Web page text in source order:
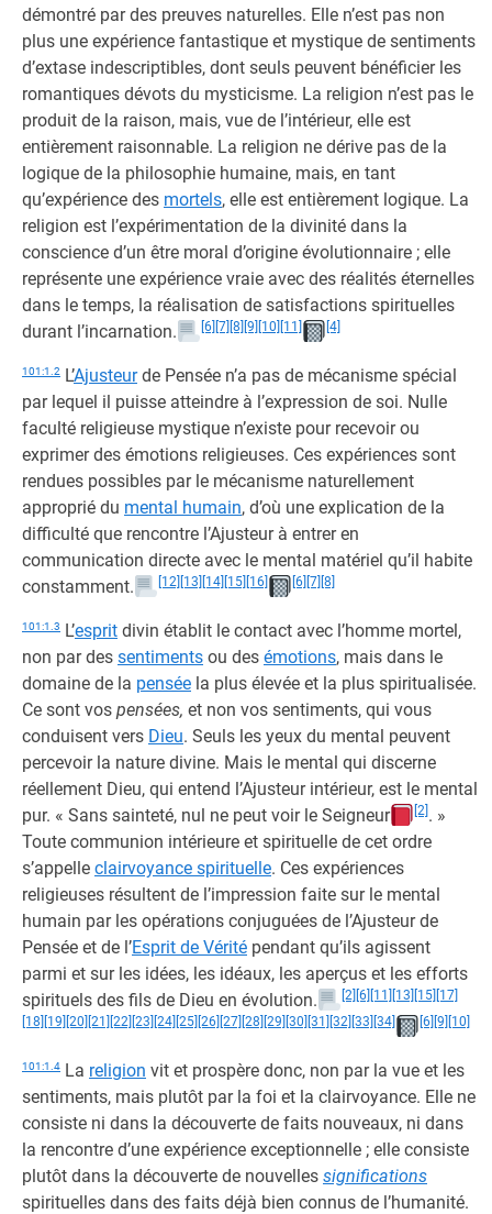
démontré par des preuves naturelles. Elle n’est pas non
plus une expérience fantastique et mystique de sentiments
d’extase indescriptibles, dont seuls peuvent bénéficier les
romantiques dévots du mysticisme. La religion n’est pas le
produit de la raison, mais, vue de l’intérieur, elle est
entièrement raisonnable. La religion ne dérive pas de la
logique de la philosophie humaine, mais, en tant
qu’expérience des mortels, elle est entièrement logique. La
religion est l’expérimentation de la divinité dans la
conscience d’un être moral d’origine évolutionnaire ; elle
représente une expérience vraie avec des réalités éternelles
dans le temps, la réalisation de satisfactions spirituelles
durant l’incarnation.
[6] [7] [8] [9] [10] [11] [4]
101:1.2 L’Ajusteurde Pensée n’a pas de mécanisme spécial
par lequel il puisse atteindre à l’expression de soi. Nulle
faculté religieuse mystique n’existe pour recevoir ou
exprimer des émotions religieuses. Ces expériences sont
rendues possibles par le mécanisme naturellement
approprié du mental humain, d’où une explication de la
difficulté que rencontre l’Ajusteur à entrer en
communication directe avec le mental matériel qu’il habite
constamment.
[12] [13] [14] [15] [16] [6] [7] [8]
101:1.3 L’esprit divin établit le contact avec l’homme mortel,
non par des sentiments ou des émotions, mais dans le
domaine de la pensée la plus élevée et la plus spiritualisée.
Ce sont vos pensées, et non vos sentiments, qui vous
conduisent vers Dieu. Seuls les yeux du mental peuvent
percevoir la nature divine. Mais le mental qui discerne
réellement Dieu, qui entend l’Ajusteur intérieur, est le mental
pur. « Sans sainteté, nul ne peut voir le Seigneur
[2] . »
Toute communion intérieure et spirituelle de cet ordre
s’appelle clairvoyance spirituelle. Ces expériences
religieuses résultent de l’impression faite sur le mental
humain par les opérations conjuguées de l’Ajusteur de
Pensée et de l’Esprit de Vérité pendant qu’ils agissent
parmi et sur les idées, les idéaux, les aperçus et les efforts
spirituels des fils de Dieu en évolution.
[2] [6] [11] [13] [15] [17]
[18] [19] [20] [21] [22] [23] [24] [25] [26] [27] [28] [29] [30] [31] [32] [33] [34] [6] [9] [10]
101:1.4 La religion vit et prospère donc, non par la vue et les
sentiments, mais plutôt par la foi et la clairvoyance. Elle ne
consiste ni dans la découverte de faits nouveaux, ni dans
la rencontre d’une expérience exceptionnelle ; elle consiste
plutôt dans la découverte de nouvelles significations
spirituelles dans des faits déjà bien connus de l’humanité.